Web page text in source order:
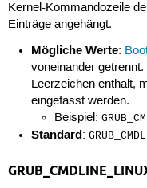
Kernel-Kommandozeile
Einträge angehängt.
Mögliche Werte:
voneinander
Leerzeichen enthält,
eingefasst werden.
Beispiel:
Standard: